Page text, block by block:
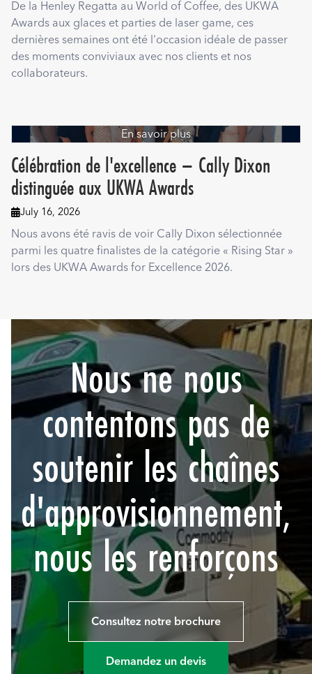
De la Henley Regatta au World of Coffee, des UKWA
Awards aux glaces et parties de laser game, ces
dernières semaines ont été l'occasion idéale de passer
des moments conviviaux avec nos clients et nos
collaborateurs.
En savoir plus
Célébration de l'excellence – Cally Dixon
distinguée aux UKWA Awards
July 16, 2026
Nous avons été ravis de voir Cally Dixon sélectionnée
parmi les quatre finalistes de la catégorie « Rising Star »
lors des UKWA Awards for Excellence 2026.
Nous ne nous
contentons pas de
soutenir les chaînes
d'approvisionnement,
nous les renforçons
Consultez notre brochure
Demandez un devis